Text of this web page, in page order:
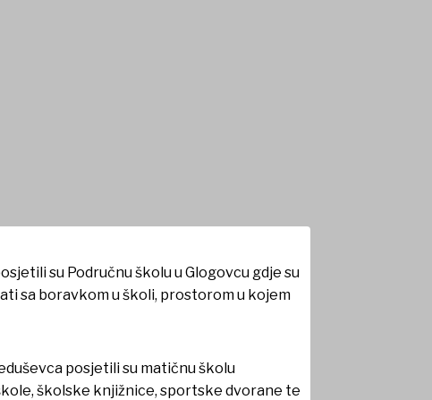
su Područnu školu u Glogovcu gdje su
sa boravkom u školi, prostorom u kojem
posjetili su matičnu školu
školske knjižnice, sportske dvorane te